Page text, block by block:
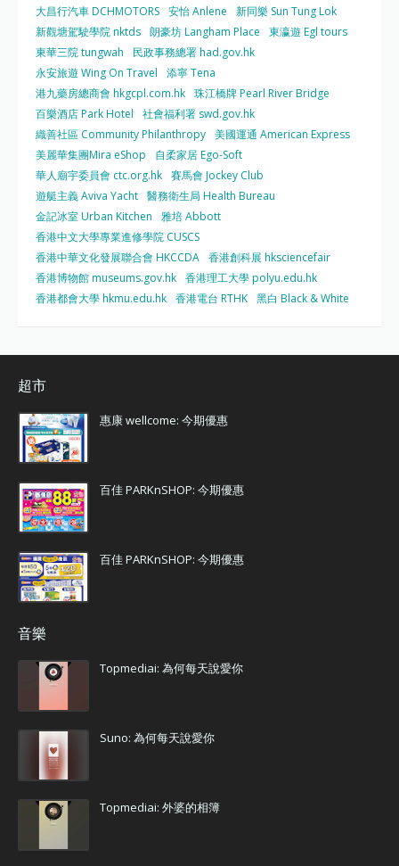
大昌行汽車 DCHMOTORS 安怡 Anlene
新同樂 Sun Tung Lok
新觀塘駕駛學院 nktds 朗豪坊 Langham Place
東瀛遊 Egl tours
東華三院 tungwah
民政事務總署 had.gov.hk
永安旅遊 Wing On Travel
添寧 Tena
港九藥房總商會 hkgcpl.com.hk 珠江橋牌 Pearl River Bridge
百樂酒店 Park Hotel
社會福利署 swd.gov.hk
織善社區 Community Philanthropy 美國運通 American Express
美麗華集團Mira eShop
自柔家居 Ego-Soft
華人廟宇委員會 ctc.org.hk 賽馬會 Jockey Club
遊艇主義 Aviva Yacht 醫務衛生局 Health Bureau
金記冰室 Urban Kitchen
雅培 Abbott
香港中文大學專業進修學院 CUSCS
香港中華文化發展聯合會 HKCCDA 香港創科展 hksciencefair
香港博物館 museums.gov.hk 香港理工大學 polyu.edu.hk
香港都會大學 hkmu.edu.hk 香港電台 RTHK 黑白 Black & White
超市
惠康 wellcome: 今期優惠
百佳 PARKnSHOP: 今期優惠
百佳 PARKnSHOP: 今期優惠
音樂
Topmediai: 為何每天說愛你
Suno: 為何每天說愛你
Topmediai: 外婆的相簿